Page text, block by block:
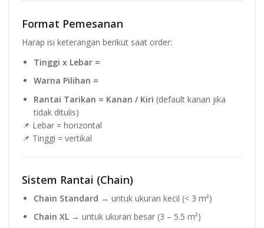
Format Pemesanan
Harap isi keterangan berikut saat order:
Tinggi x Lebar =
Warna Pilihan =
Rantai Tarikan = Kanan / Kiri (default kanan jika
tidak ditulis)
📌 Lebar = horizontal
📌 Tinggi = vertikal
Sistem Rantai (Chain)
Chain Standard → untuk ukuran kecil (< 3 m²)
Chain XL → untuk ukuran besar (3 – 5.5 m²)